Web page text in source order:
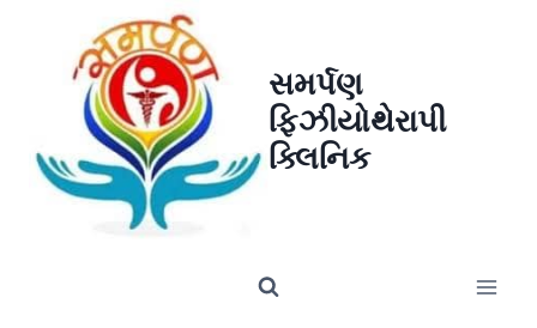
સમર્પણ
ફિઝીયોથેરાપી
ક્લિનિક